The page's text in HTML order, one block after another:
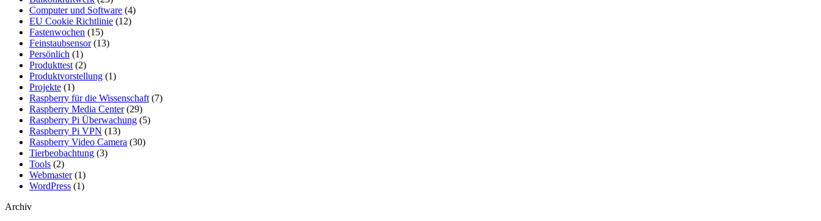
Computer und Software (4)
EU Cookie Richtlinie (12)
Fastenwochen (15)
Feinstaubsensor(13)
Persönlich (1)
Produkttest (2)
Produktvorstellung (1)
Projekte (1)
Raspberry für die Wissenschaft (7)
Raspberry Media Center(29)
Raspberry Pi Überwachung (5)
Raspberry Pi VPN (13)
Raspberry Video Camera (30)
Tierbeobachtung (3)
Tools (2)
Webmaster(1)
WordPress (1)
Archiv